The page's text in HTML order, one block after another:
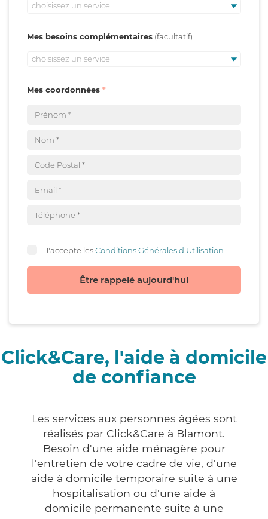
choisissez un service
Mes besoins complémentaires
choisissez un service
Mes coordonnées
J'accepte lesConditions Générales d'Utilisation
Être rappelé aujourd'hui
Click&Care, l'aide à domicile
de confiance
Les services aux personnes âgées sont
réalisés par Click&Care à Blamont.
Besoin d'une aide ménagère pour
l'entretien de votre cadre de vie, d'une
aide à domicile temporaire suite à une
hospitalisation ou d'une aide à
domicile permanente suite à une